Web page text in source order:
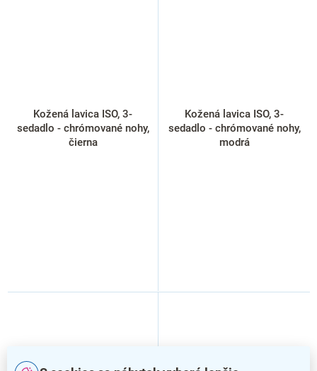
Kožená lavica ISO, 3-
sedadlo - chrómované nohy,
čierna
Kožená lavica ISO, 3-
sedadlo - chrómované nohy,
modrá